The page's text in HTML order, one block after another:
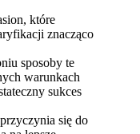
które
znacząco
sposoby te
warunkach
sukces
się do